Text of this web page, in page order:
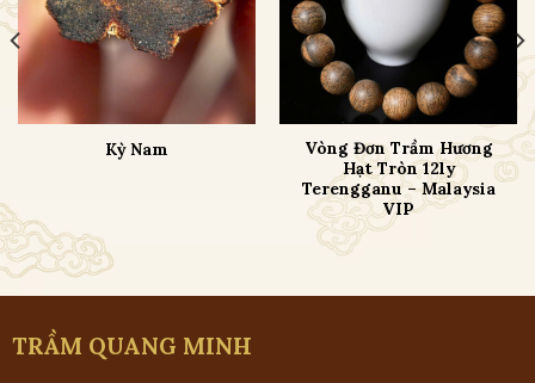
Kỳ Nam
Vòng Đơn Trầm Hương
Hạt Tròn 12ly
Terengganu – Malaysia
VIP
TRẦM QUANG MINH